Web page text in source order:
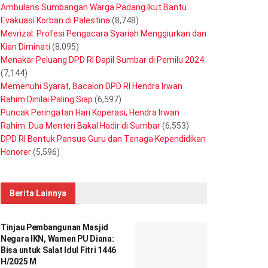
Ambulans Sumbangan Warga Padang Ikut Bantu
Evakuasi Korban di Palestina (8,748)
Mevrizal: Profesi Pengacara Syariah Menggiurkan dan
Kian Diminati (8,095)
Menakar Peluang DPD RI Dapil Sumbar di Pemilu 2024
(7,144)
Memenuhi Syarat, Bacalon DPD RI Hendra Irwan
Rahim Dinilai Paling Siap (6,597)
Puncak Peringatan Hari Koperasi, Hendra Irwan
Rahim: Dua Menteri Bakal Hadir di Sumbar(6,553)
DPD RI Bentuk Pansus Guru dan Tenaga Kependidikan
Honorer(5,596)
Berita Lainnya
Tinjau Pembangunan Masjid
Negara IKN, Wamen PU Diana:
Bisa untuk Salat Idul Fitri 1446
H/2025 M